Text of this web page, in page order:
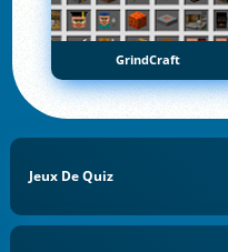
GrindCraft
Jeux De Quiz